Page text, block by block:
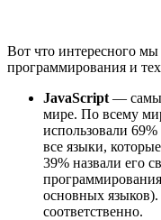
Вот что интересного
программирования и
JavaScript —
мире. По всему
использовали
все языки,
39% назвали его
основных
соответственно.